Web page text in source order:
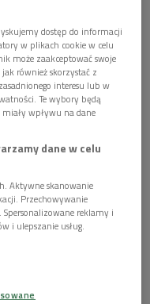
Spółka Akcyjna z
77/85, 00-977
należy
Danych, e-mail:
w celu dla
wyłącznie dla
poza Europejski
międzynarodowej.
przez okres
osobowych, ich
lub ograniczenia
nie ma wpływu na
dostęp do informacji
w plikach cookie w celu
może zaakceptować swoje
również skorzystać z
interesu lub w
Te wybory będą
wpływu na dane
dane w celu
Aktywne skanowanie
Przechowywanie
reklamy i
i ulepszanie usług.